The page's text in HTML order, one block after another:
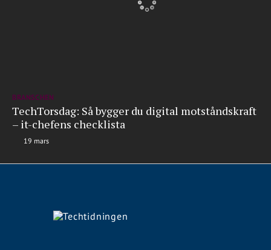
BRANSCHEN
TechTorsdag: Så bygger du digital motståndskraft
– it-chefens checklista
19 mars